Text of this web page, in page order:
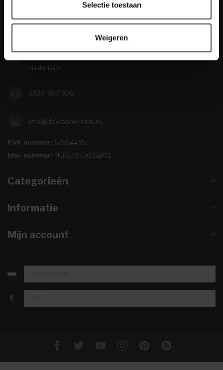
Selectie toestaan
Weigeren
De Woon Winkel
Mooi wonen betaalbaar maken!
1731 LS Winkel
Nederland
0224-850 926
info@dewoonwinkel.nl
KVK nummer: 67984495
btw-nummer: NL857253633B01
Categorieën
Informatie
Mijn account
€